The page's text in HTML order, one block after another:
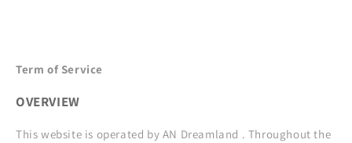
Term of Service
OVERVIEW
This website is operated by AN Dreamland . Throughout the